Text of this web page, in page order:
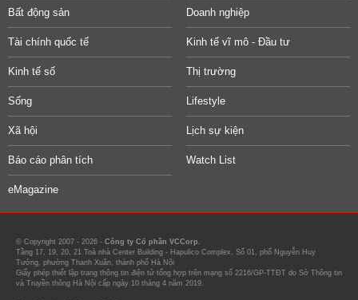
Bất động sản Doanh nghiệp
Tài chính quốc tế Kinh tế vĩ mô - Đầu tư
Kinh tế số Thị trường
Sống Lifestyle
Xã hội Lịch sự kiện
Báo cáo phân tích Watch List
eMagazine
© Copyright 2007 - 2026 - Công ty Cổ phần VCCorp.
Tầng 17, 19, 20, 21 Toà nhà Center Building - Hapulico Complex, Số 01, phố Nguyễn Huy
Tưởng, phường Thanh Xuân, thành phố Hà Nội
Giấy phép thiết lập trang thông tin điện tử tổng hợp trên mạng số 2216/GP-TTĐT do Sở Thông tin
và Truyền thông Hà Nội cấp ngày 10 tháng 4 năm 2019.